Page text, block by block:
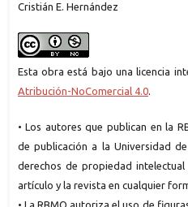
Cristián E. Hernández
Esta obra está bajo una licencia
Atribución-NoComercial 4.0.
• Los autores que publican en la
de publicación a la Universidad
derechos de propiedad
artículo y la revista en cualquier